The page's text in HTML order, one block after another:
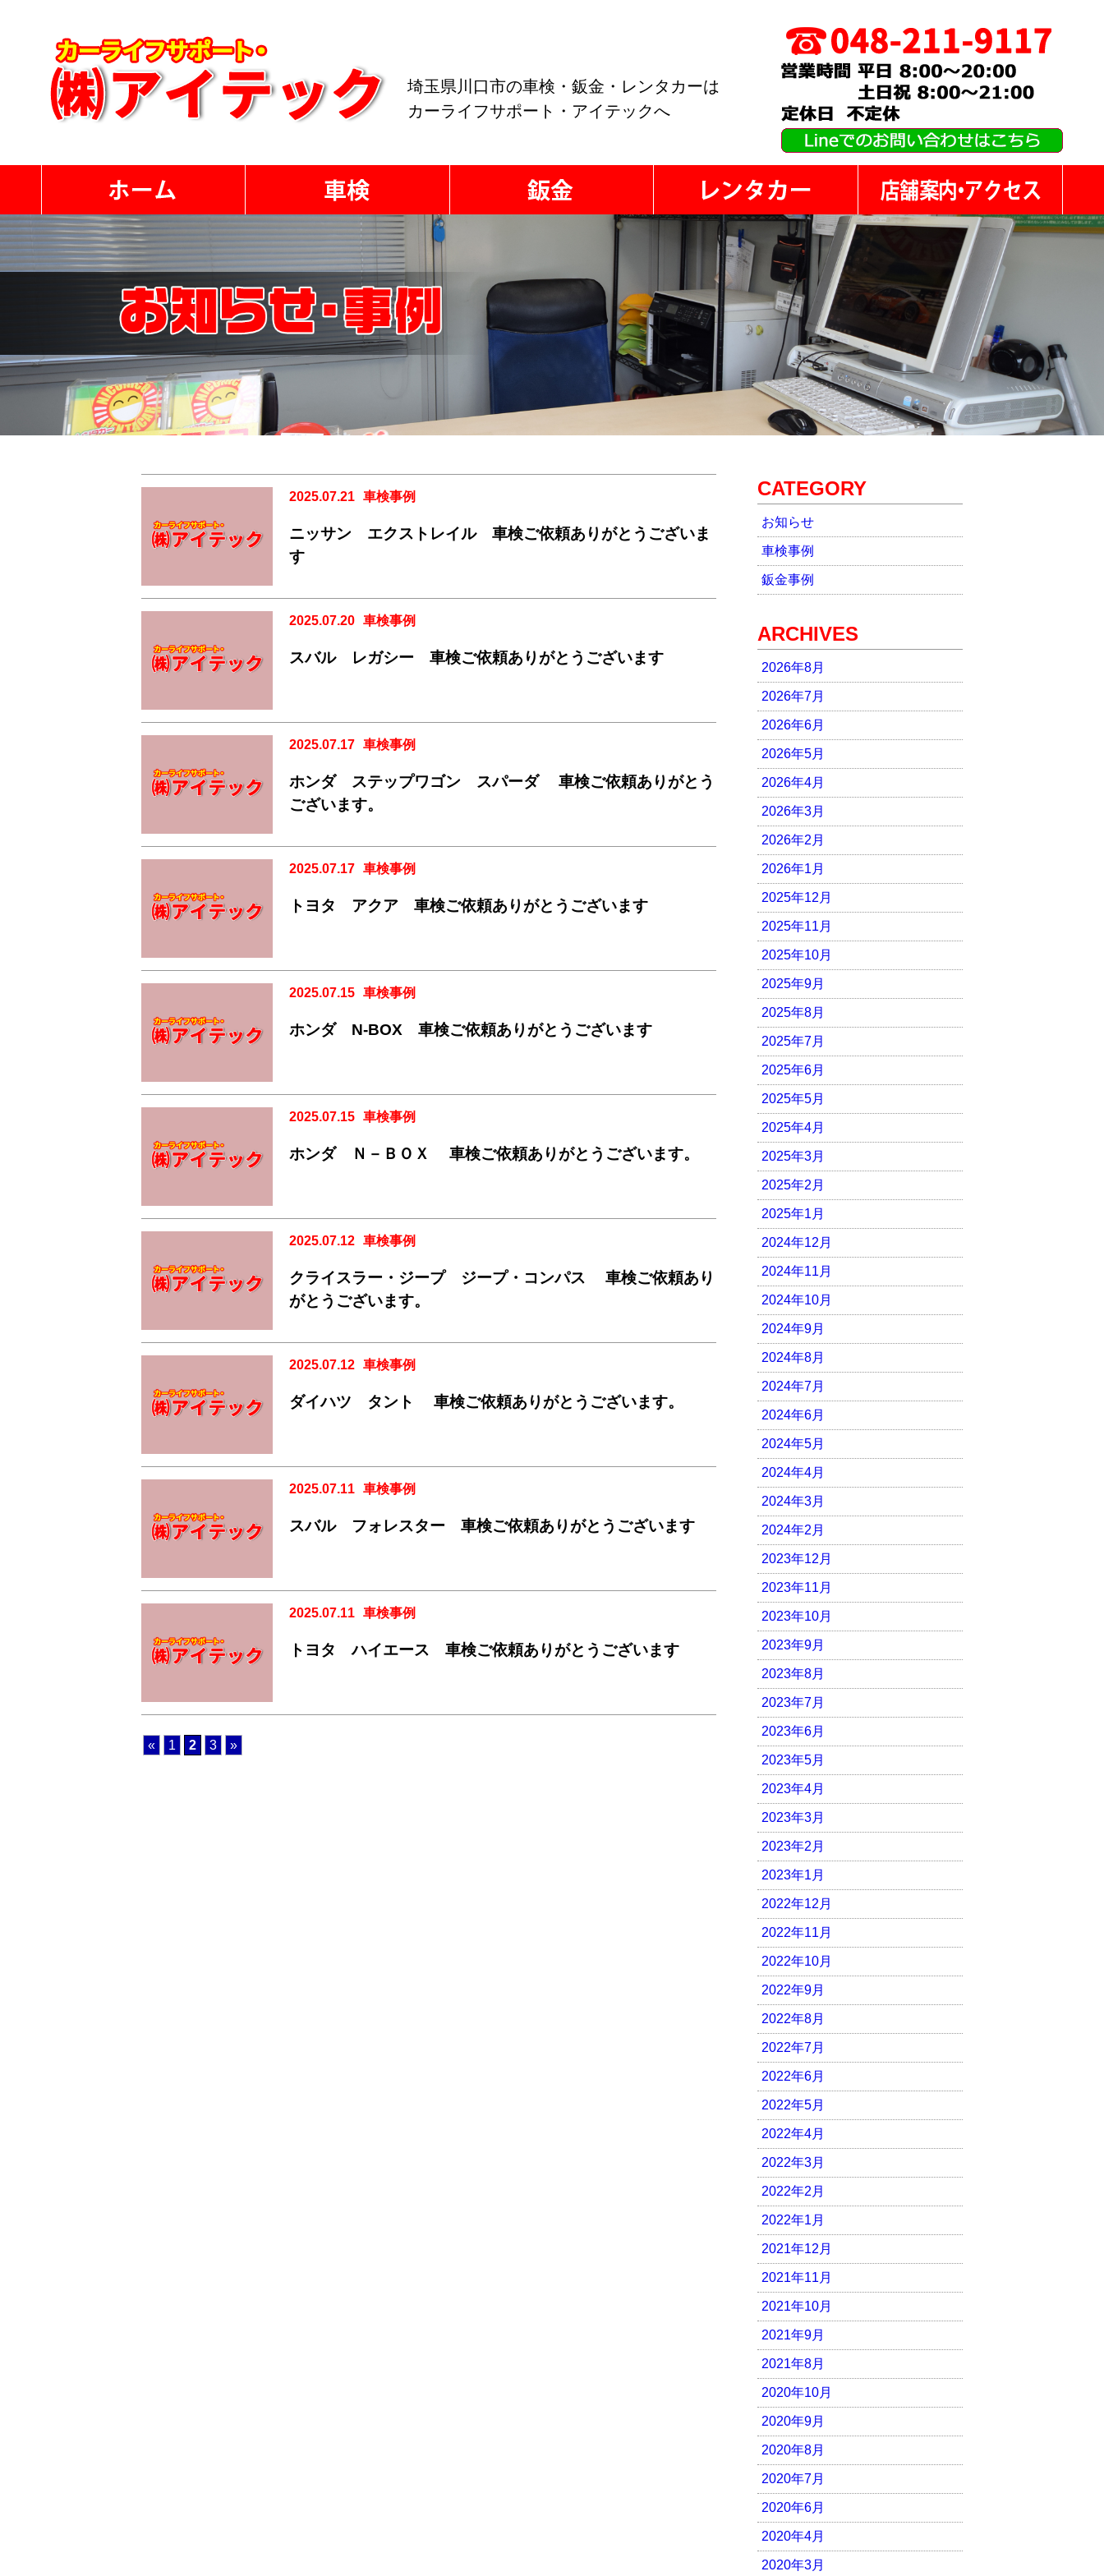
埼玉県川口市の車検・鈑金・レンタカーは
カーライフサポート・アイテックへ
2025.07.21 車検事例
ニッサン エクストレイル 車検ご依頼ありがとうございま
す
2025.07.20 車検事例
スバル レガシー 車検ご依頼ありがとうございます
2025.07.17 車検事例
ホンダ ステップワゴン スパーダ 車検ご依頼ありがとう
ございます。
2025.07.17 車検事例
トヨタ アクア 車検ご依頼ありがとうございます
2025.07.15 車検事例
ホンダ N-BOX 車検ご依頼ありがとうございます
2025.07.15 車検事例
ホンダ Ｎ－ＢＯＸ 車検ご依頼ありがとうございます。
2025.07.12 車検事例
クライスラー・ジープ ジープ・コンパス 車検ご依頼あり
がとうございます。
2025.07.12 車検事例
ダイハツ タント 車検ご依頼ありがとうございます。
2025.07.11 車検事例
スバル フォレスター 車検ご依頼ありがとうございます
2025.07.11 車検事例
トヨタ ハイエース 車検ご依頼ありがとうございます
« 1 2 3 »
CATEGORY
お知らせ
車検事例
鈑金事例
ARCHIVES
2026年8月
2026年7月
2026年6月
2026年5月
2026年4月
2026年3月
2026年2月
2026年1月
2025年12月
2025年11月
2025年10月
2025年9月
2025年8月
2025年7月
2025年6月
2025年5月
2025年4月
2025年3月
2025年2月
2025年1月
2024年12月
2024年11月
2024年10月
2024年9月
2024年8月
2024年7月
2024年6月
2024年5月
2024年4月
2024年3月
2024年2月
2023年12月
2023年11月
2023年10月
2023年9月
2023年8月
2023年7月
2023年6月
2023年5月
2023年4月
2023年3月
2023年2月
2023年1月
2022年12月
2022年11月
2022年10月
2022年9月
2022年8月
2022年7月
2022年6月
2022年5月
2022年4月
2022年3月
2022年2月
2022年1月
2021年12月
2021年11月
2021年10月
2021年9月
2021年8月
2020年10月
2020年9月
2020年8月
2020年7月
2020年6月
2020年4月
2020年3月